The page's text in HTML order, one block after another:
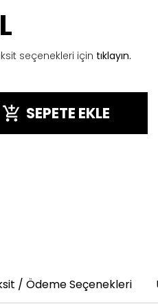
seçenekleri için tıklayın.
SEPETE EKLE
/ Ödeme Seçenekleri